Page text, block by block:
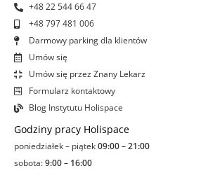
+48 22 544 66 47
+48 797 481 006
Darmowy parking dla klientów
Umów się
Umów się przez Znany Lekarz
Formularz kontaktowy
Blog Instytutu Holispace
Godziny pracy Holispace
poniedziałek – piątek09:00 – 21:00
sobota:9:00 – 16:00